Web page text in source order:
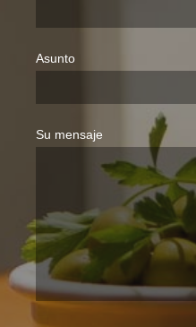
Asunto
Su mensaje